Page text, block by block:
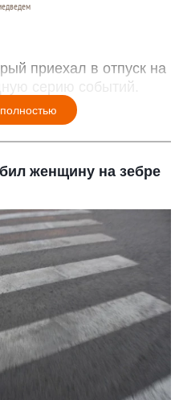
приехал в отпуск на
серию событий.
женщину на зебре